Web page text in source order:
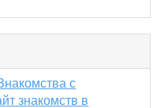
с
знакомств в